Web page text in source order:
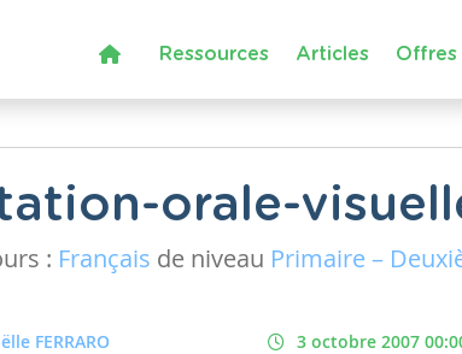
Ressources Articles Offres
orale-
: Français de niveau Primaire –
FERRARO 3 octobre 2007